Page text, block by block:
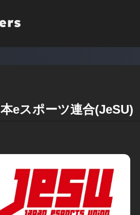
本eスポーツ連合(JeSU)